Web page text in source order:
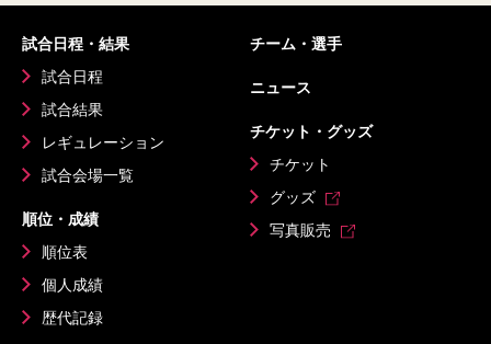
試合日程・結果
試合日程
試合結果
レギュレーション
試合会場一覧
順位・成績
順位表
個人成績
歴代記録
チーム・選手
ニュース
チケット・グッズ
チケット
グッズ
写真販売